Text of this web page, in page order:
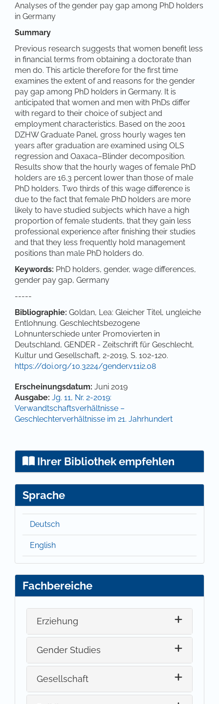
Analyses of the gender pay gap among PhD holders
in Germany
Summary
Previous research suggests that women benefit less
in financial terms from obtaining a doctorate than
men do. This article therefore for the first time
examines the extent of and reasons for the gender
pay gap among PhD holders in Germany. It is
anticipated that women and men with PhDs differ
with regard to their choice of subject and
employment characteristics. Based on the 2001
DZHW Graduate Panel, gross hourly wages ten
years after graduation are examined using OLS
regression and Oaxaca–Blinder decomposition.
Results show that the hourly wages of female PhD
holders are 16.3 percent lower than those of male
PhD holders. Two thirds of this wage difference is
due to the fact that female PhD holders are more
likely to have studied subjects which have a high
proportion of female students, that they gain less
professional experience after finishing their studies
and that they less frequently hold management
positions than male PhD holders do.
Keywords: PhD holders, gender, wage differences,
gender pay gap, Germany
-----
Bibliographie: Goldan, Lea: Gleicher Titel, ungleiche
Entlohnung. Geschlechtsbezogene
Lohnunterschiede unter Promovierten in
Deutschland, GENDER - Zeitschrift für Geschlecht,
Kultur und Gesellschaft, 2-2019, S. 102-120.
https://doi.org/10.3224/gender.v11i2.08
Artikel-Details
Erscheinungsdatum: Juni 2019
Ausgabe: Jg. 11, Nr. 2-2019:
Verwandtschaftsverhältnisse –
Geschlechterverhältnisse im 21. Jahrhundert
Ihrer Bibliothek empfehlen
Sprache
Deutsch
English
Fachbereiche
Erziehung
Gender Studies
Gesellschaft